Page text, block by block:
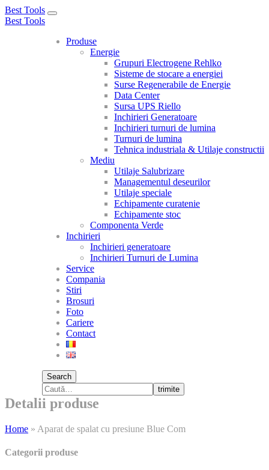
Best Tools
Toggle
Best Tools
Produse
Energie
Grupuri Electrogene Rehlko
Sisteme de stocare a energiei
Surse Regenerabile de Energie
Data Center
Sursa UPS Riello
Inchirieri Generatoare
Inchirieri turnuri de lumina
Turnuri de lumina
Tehnica industriala & Utilaje constructii
Mediu
Utilaje Salubrizare
Managementul deseurilor
Utilaje speciale
Echipamente curatenie
Echipamente stoc
Componenta Verde
Inchirieri
Inchirieri generatoare
Inchirieri Turnuri de Lumina
Service
Compania
Stiri
Brosuri
Foto
Cariere
Contact
Search
trimite
Detalii produse
Home » Aparat de spalat cu presiune Blue Com
Categorii produse